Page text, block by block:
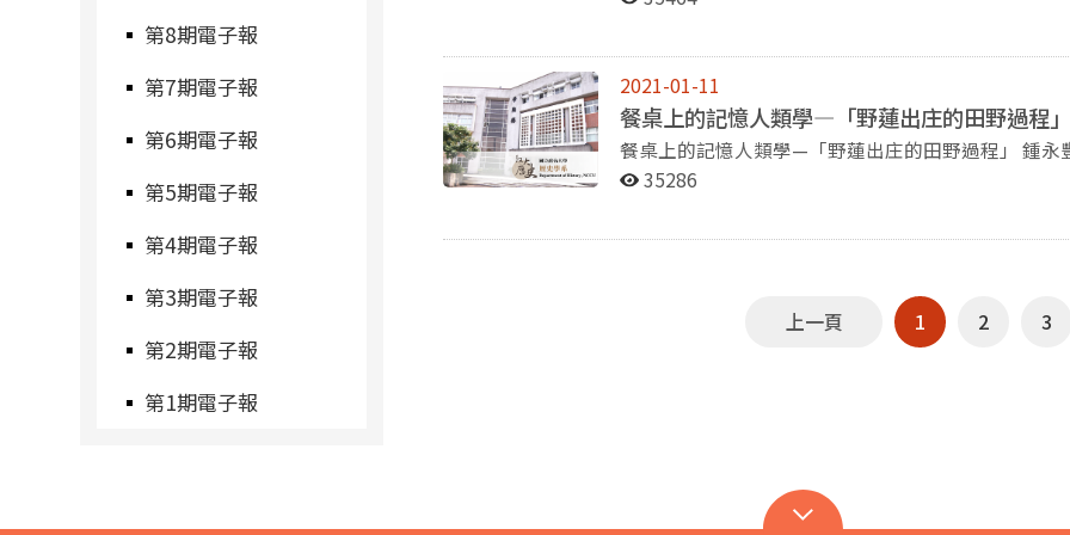
第8期電子報
第7期電子報
第6期電子報
第5期電子報
第4期電子報
第3期電子報
第2期電子報
第1期電子報
中國人民志願軍戰俘、台灣與韓戰》)一書。他將韓
場則是戰俘之戰。隨後，他以誰贏了韓戰為切入點，
什麼在韓戰七十周年的今天，都沒人進行任何紀念。 在韓戰的過程中，戰俘的去向，是一個值得注意
的問題。七千名美國戰俘中，有21人選擇留在中國
前往臺灣。美國為了這群前往臺灣的人，在戰爭中付出了
成透過三個人的故事，呈現戰爭對小人物造成的影響
不去中國也不去臺灣，選擇去其他中立國的程立人
使美國必須多花了一年半的時間進行戰事，卻沒有得到太多成果。 工作坊結束
與倪墨杰老師和三位發表人進行了一場綜合座談。
她指出，當時的人們認為中國應該使用多元語言，
則提到他的研究經驗。他指出，1930年代到1980年
極)、按摩、運動、深呼吸等。那原道博士指出，在
環。 最後，身為學術交流基金會的執行長，那原道博士宣傳傅爾布萊計畫，希望能促成台美之間更多
的學術交流。
些史學方法，例如告訴同學們各種史料的問題以及史料背後的限制等。 在老
臺灣史的學生帶來了精彩的介紹與分享，讓同學們對
2021-01-11
餐桌上的記憶人類學—「野蓮出庄的田野過程」
餐桌上的記憶人類學—「野蓮出庄的田野過程」 鍾永豐先生（生祥樂隊作詞人） 本系黃仁姿老師在課
程中邀請到生祥樂隊作詞人鍾永豐先生演講「餐桌
35286
上一頁 1 2 3